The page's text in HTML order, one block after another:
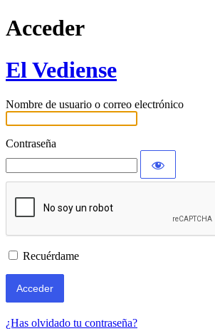
Acceder
El Vediense
Nombre de usuario o correo electrónico
Contraseña
Recuérdame
¿Has olvidado tu contraseña?